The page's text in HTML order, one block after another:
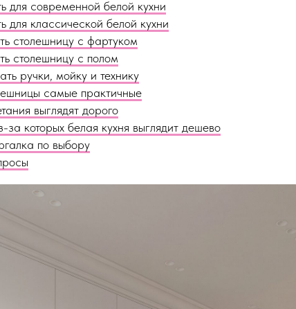
для современной белой кухни
для классической белой кухни
столешницу с фартуком
столешницу с полом
ручки, мойку и технику
самые практичные
выглядят дорого
которых белая кухня выглядит дешево
по выбору